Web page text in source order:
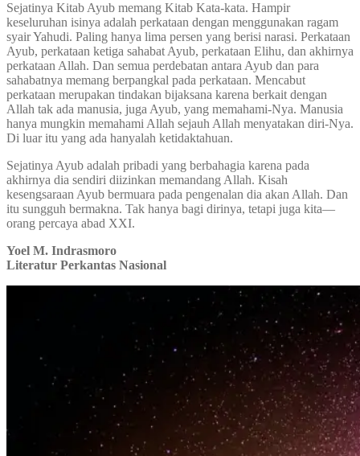
Sejatinya Kitab Ayub memang Kitab Kata-kata. Hampir
keseluruhan isinya adalah perkataan dengan menggunakan ragam
syair Yahudi. Paling hanya lima persen yang berisi narasi. Perkataan
Ayub, perkataan ketiga sahabat Ayub, perkataan Elihu, dan akhirnya
perkataan Allah. Dan semua perdebatan antara Ayub dan para
sahabatnya memang berpangkal pada perkataan. Mencabut
perkataan merupakan tindakan bijaksana karena berkait dengan
Allah tak ada manusia, juga Ayub, yang memahami-Nya. Manusia
hanya mungkin memahami Allah sejauh Allah menyatakan diri-Nya.
Di luar itu yang ada hanyalah ketidaktahuan.
Sejatinya Ayub adalah pribadi yang berbahagia karena pada
akhirnya dia sendiri diizinkan memandang Allah. Kisah
kesengsaraan Ayub bermuara pada pengenalan dia akan Allah. Dan
itu sungguh bermakna. Tak hanya bagi dirinya, tetapi juga kita—
orang percaya abad XXI.
Yoel M. Indrasmoro
Literatur Perkantas Nasional